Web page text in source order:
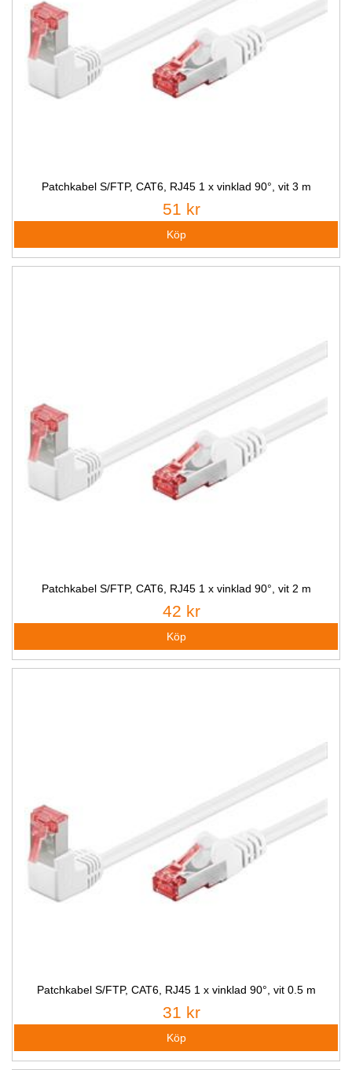
Patchkabel S/FTP, CAT6, RJ45 1 x vinklad 90°, vit 3 m
51 kr
Patchkabel S/FTP, CAT6, RJ45 1 x vinklad 90°, vit 2 m
42 kr
Patchkabel S/FTP, CAT6, RJ45 1 x vinklad 90°, vit 0.5 m
31 kr